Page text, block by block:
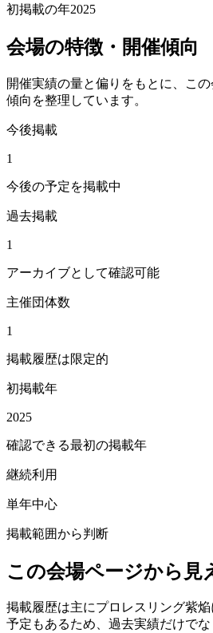
初掲載の年2025
会場の特徴・開催傾向
開催実績の量と偏りをもとに、こ
傾向を整理しています。
今後掲載
1
今後の予定を掲載中
過去掲載
1
アーカイブとして確認可能
主催団体数
1
掲載履歴は限定的
初掲載年
2025
確認できる最初の掲載年
継続利用
単年中心
掲載範囲から判断
この会場ページから見
掲載履歴は主にプロレスリング紫
予定もあるため、過去実績だけで